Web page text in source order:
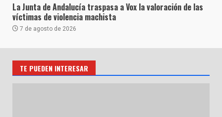
La Junta de Andalucía traspasa a Vox la valoración de las
víctimas de violencia machista
7 de agosto de 2026
TE PUEDEN INTERESAR